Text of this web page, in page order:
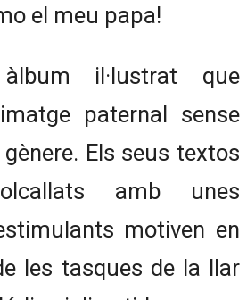
el meu papa!
il·lustrat que
paternal sense
Els seus textos
amb unes
motiven en
les tasques de la llar